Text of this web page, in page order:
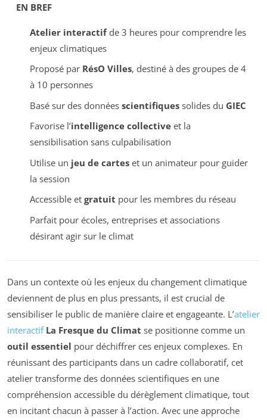
EN BREF
Atelier interactifde 3 heures pour comprendre les
enjeux climatiques
Proposé par RésO Villes, destiné à des groupes de 4
à 10 personnes
Basé sur des données scientifiquessolides du GIEC
Favorise l’intelligence collectiveet la
sensibilisation sans culpabilisation
Utilise un jeu de carteset un animateur pour guider
la session
Accessible et gratuit pour les membres du réseau
Parfait pour écoles, entreprises et associations
désirant agir sur le climat
Dans un contexte où les enjeux du changement climatique
deviennent de plus en plus pressants, il est crucial de
sensibiliser le public de manière claire et engageante. L’atelier
interactif La Fresque du Climat se positionne comme un
outil essentiel pour déchiffrer ces enjeux complexes. En
réunissant des participants dans un cadre collaboratif, cet
atelier transforme des données scientifiques en une
compréhension accessible du dérèglement climatique, tout
en incitant chacun à passer à l’action. Avec une approche